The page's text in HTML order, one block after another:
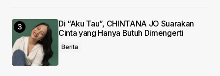
Di “Aku Tau”, CHINTANA JO Suarakan
Cinta yang Hanya Butuh Dimengerti
Berita